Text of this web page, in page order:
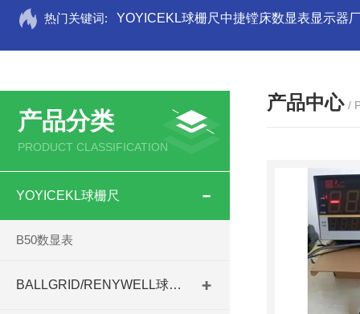
热门关键词: YOYICEKL球栅尺中捷镗床数显表显示器
产品分类
PRODUCT CLASSIFICATION
YOYICEKL球栅尺
B50数显表
BALLGRID/RENYWELL球栅尺
产品中心 /